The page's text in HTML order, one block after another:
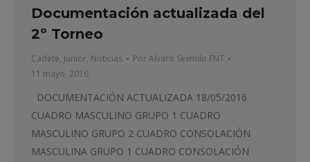
Documentación actualizada del
2º Torneo
Cadete, Junior, Noticias PorAlvaro Sexmilo FNT
11 mayo, 2016
DOCUMENTACIÓN ACTUALIZADA 18/05/2016
CUADRO MASCULINO GRUPO 1 CUADRO
MASCULINO GRUPO 2 CUADRO CONSOLACIÓN
MASCULINA GRUPO 1 CUADRO CONSOLACIÓN